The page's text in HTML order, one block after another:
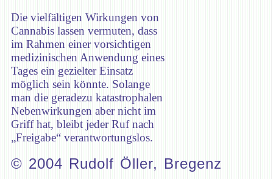
Die vielfältigen Wirkungen von
Cannabis lassen vermuten, dass
im Rahmen einer vorsichtigen
medizinischen Anwendung eines
Tages ein gezielter Einsatz
möglich sein könnte. Solange
man die geradezu katastrophalen
Nebenwirkungen aber nicht im
Griff hat, bleibt jeder Ruf nach
„Freigabe“ verantwortungslos.
© 2004 Rudolf Öller, Bregenz